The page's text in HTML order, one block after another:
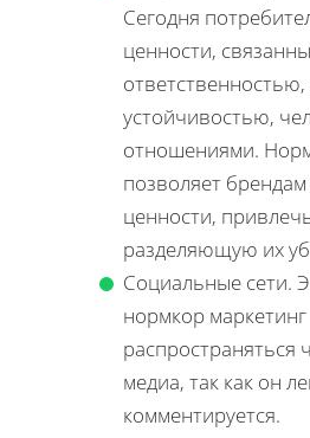
Сегодня
ценности,
ответственностью,
устойчивостью,
отношениями.
позволяет
ценности,
разделяющую их
Социальные сети.
нормкор
распространяться
медиа, так как он
комментируется.